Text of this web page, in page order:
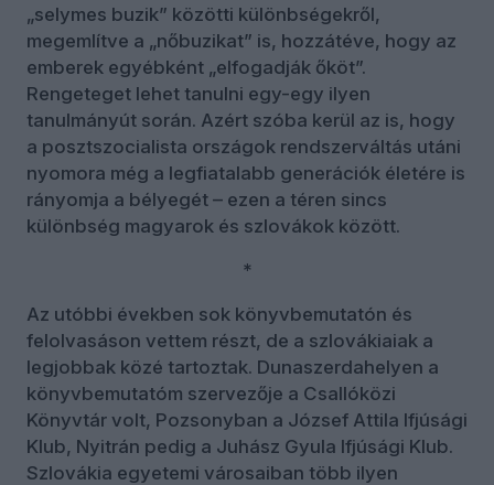
„selymes buzik” közötti különbségekről,
megemlítve a „nőbuzikat” is, hozzátéve, hogy az
emberek egyébként „elfogadják őköt”.
Rengeteget lehet tanulni egy-egy ilyen
tanulmányút során. Azért szóba kerül az is, hogy
a posztszocialista országok rendszerváltás utáni
nyomora még a legfiatalabb generációk életére is
rányomja a bélyegét – ezen a téren sincs
különbség magyarok és szlovákok között.
*
Az utóbbi években sok könyvbemutatón és
felolvasáson vettem részt, de a szlovákiaiak a
legjobbak közé tartoztak. Dunaszerdahelyen a
könyvbemutatóm szervezője a Csallóközi
Könyvtár volt, Pozsonyban a József Attila Ifjúsági
Klub, Nyitrán pedig a Juhász Gyula Ifjúsági Klub.
Szlovákia egyetemi városaiban több ilyen